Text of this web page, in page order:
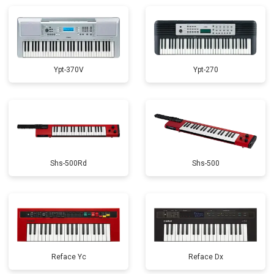
Ypt-370V Ypt-270
Shs-500Rd Shs-500
Reface Yc Reface Dx